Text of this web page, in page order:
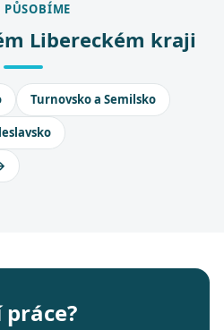
PŮSOBÍME
Libereckém kraji
Turnovsko a Semilsko